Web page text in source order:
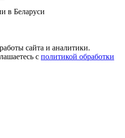
в Беларуси
сайта и аналитики.
с политикой обработки